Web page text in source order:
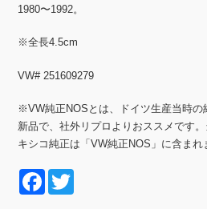
1980〜1992。
※全長4.5cm
VW# 251609279
※VW純正NOSとは、ドイツ生産当時の
新品で、社外リプロよりおススメです
キシコ純正は「VW純正NOS」に含まれ
F